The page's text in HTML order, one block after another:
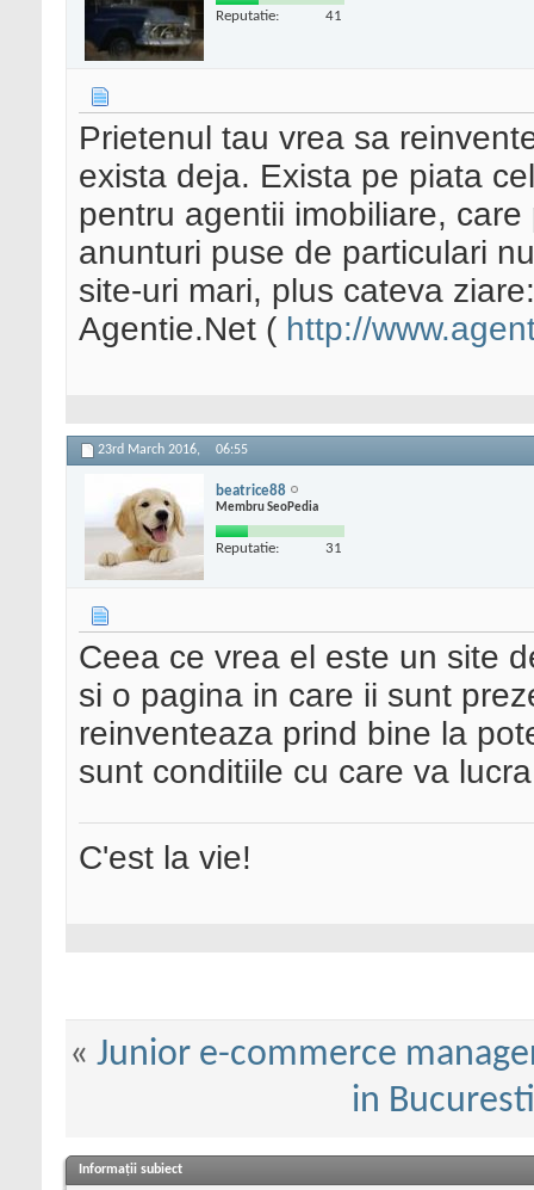
Reputatie: 41
Prietenul tau vrea sa
exista deja. Exista pe piata
pentru agentii imobiliare,
anunturi puse de particulari
site-uri mari, plus cateva
Agentie.Net ( http://
23rd March 2016, 06:55
beatrice88
Membru SeoPedia
Reputatie: 31
Ceea ce vrea el este un site
si o pagina in care ii sunt
reinventeaza prind bine la
sunt conditiile cu care va
C'est la vie!
« Junior e-commerce
in
Informații subiect